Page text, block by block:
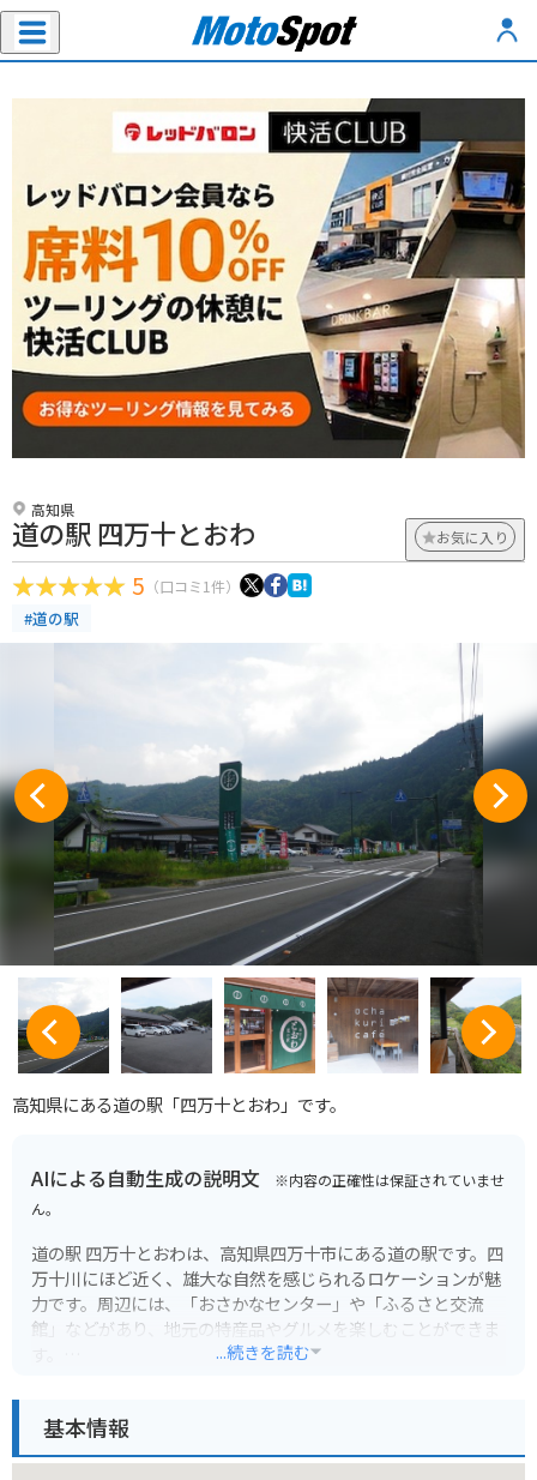
高知県
道の駅 四万十とおわ お気に入り
5 （口コミ1件）
#道の駅
高知県にある道の駅「四万十とおわ」です。
AIによる自動生成の説明文 ※内容の正確性は保証されていませ
ん。
道の駅 四万十とおわは、高知県四万十市にある道の駅です。四
万十川にほど近く、雄大な自然を感じられるロケーションが魅
力です。周辺には、「おさかなセンター」や「ふるさと交流
館」などがあり、地元の特産品やグルメを楽しむことができま
ているので安心です。四万十川沿いの道をツーリングするのも
おすすめです。
...続きを読む
基本情報